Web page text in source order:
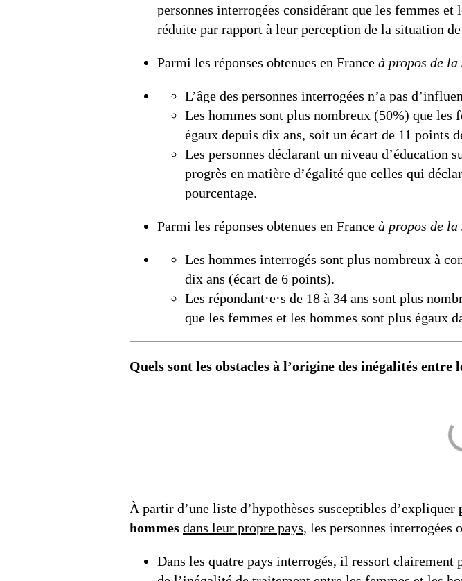
personnes interrogées considérant que les femmes
réduite par rapport à leur perception de la situation
Parmi les réponses obtenues en France à propos de
L’âge des personnes interrogées n’a pas
Les hommes sont plus nombreux (50%) que les
égaux depuis dix ans, soit un écart de 11 points
Les personnes déclarant un niveau d’éducation
progrès en matière d’égalité que celles qui
pourcentage.
Parmi les réponses obtenues en France à propos de
Les hommes interrogés sont plus nombreux à
dix ans (écart de 6 points).
Les répondant·e·s de 18 à 34 ans sont plus
que les femmes et les hommes sont plus égaux
Quels sont les obstacles à l’origine des inégalités entre
À partir d’une liste d’hypothèses susceptibles d’expliquer
hommes dans leur propre pays, les personnes interrogées
Dans les quatre pays interrogés, il ressort clairement